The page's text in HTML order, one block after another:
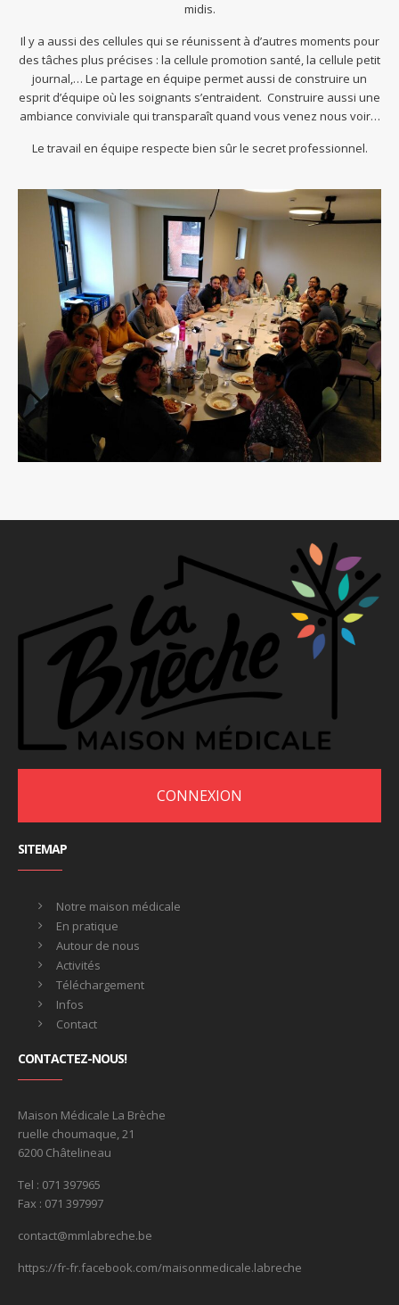
midis.
Il y a aussi des cellules qui se réunissent à d’autres moments pour
des tâches plus précises : la cellule promotion santé, la cellule petit
journal,… Le partage en équipe permet aussi de construire un
esprit d’équipe où les soignants s’entraident. Construire aussi une
ambiance conviviale qui transparaît quand vous venez nous voir…
Le travail en équipe respecte bien sûr le secret professionnel.
CONNEXION
SITEMAP
Notre maison médicale
En pratique
Autour de nous
Activités
Téléchargement
Infos
Contact
CONTACTEZ-NOUS!
Maison Médicale La Brèche
ruelle choumaque, 21
6200 Châtelineau
Tel : 071 397965
Fax : 071 397997
contact@mmlabreche.be
https://fr-fr.facebook.com/maisonmedicale.labreche